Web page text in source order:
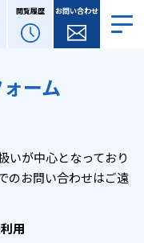
閲覧履歴 お問い合わせ
ーム
いが中心となっており
のお問い合わせはご遠
用